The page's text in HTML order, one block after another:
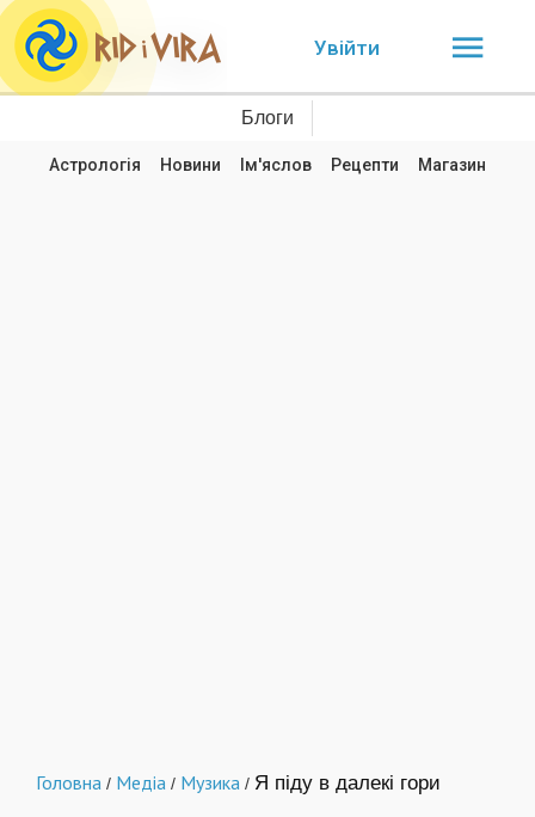
Увійти
Блоги
Астрологія Новини Ім'яслов Рецепти Магазин
Головна / Медіа / Музика / Я піду в далекі гори